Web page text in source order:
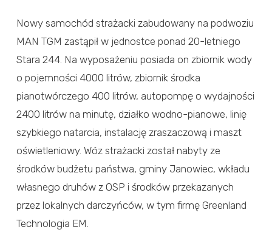
Nowy samochód strażacki zabudowany na podwoziu
MAN TGM zastąpił w jednostce ponad 20-letniego
Stara 244. Na wyposażeniu posiada on zbiornik wody
o pojemności 4000 litrów, zbiornik środka
pianotwórczego 400 litrów, autopompę o wydajności
2400 litrów na minutę, działko wodno-pianowe, linię
szybkiego natarcia, instalację zraszaczową i maszt
oświetleniowy. Wóz strażacki został nabyty ze
środków budżetu państwa, gminy Janowiec, wkładu
własnego druhów z OSP i środków przekazanych
przez lokalnych darczyńców, w tym firmę Greenland
Technologia EM.